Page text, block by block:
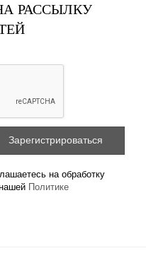
РАССЫЛКУ
на обработку
Политике